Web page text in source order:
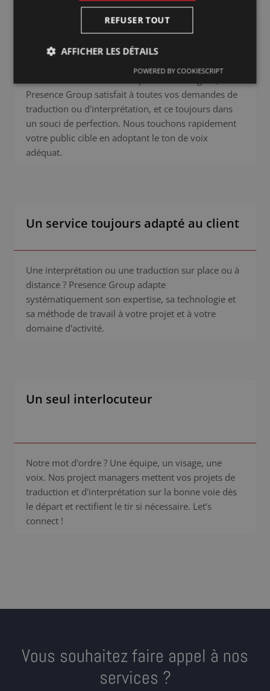
S'exprimer dans la langue du client
Presence Group satisfait à toutes vos demandes de
traduction ou d'interprétation, et ce toujours dans
un souci de perfection. Nous touchons rapidement
votre public cible en adoptant le ton de voix
adéquat.
Un service toujours adapté au client
Une interprétation ou une traduction sur place ou à
distance ? Presence Group adapte
systématiquement son expertise, sa technologie et
sa méthode de travail à votre projet et à votre
domaine d'activité.
Un seul interlocuteur
Notre mot d'ordre ? Une équipe, un visage, une
voix. Nos project managers mettent vos projets de
traduction et d'interprétation sur la bonne voie dès
le départ et rectifient le tir si nécessaire. Let’s
connect !
Vous souhaitez faire appel à nos
services ?
REFUSER TOUT
AFFICHER LES DÉTAILS
POWERED BY COOKIESCRIPT